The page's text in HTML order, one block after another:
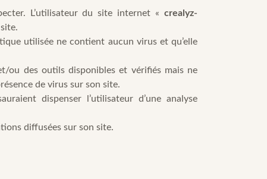
L’utilisateur du site internet « crealyz-
utilisée ne contient aucun virus et qu’elle
des outils disponibles et vérifiés mais ne
de virus sur son site.
dispenser l’utilisateur d’une analyse
diffusées sur son site.